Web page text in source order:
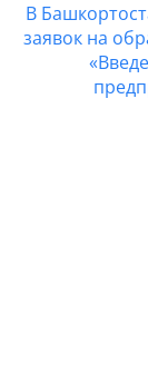
В
заявок на